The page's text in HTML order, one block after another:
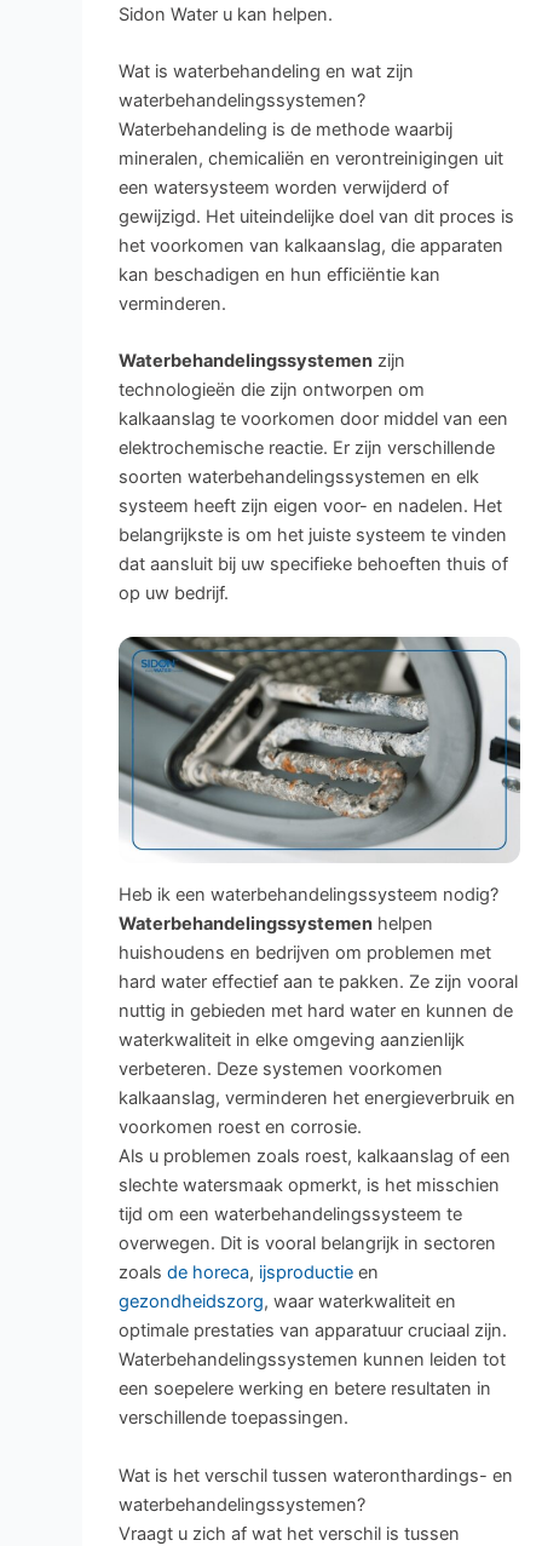
Sidon Water u kan helpen.
Wat is waterbehandeling en wat zijn
waterbehandelingssystemen?
Waterbehandeling is de methode waarbij
mineralen, chemicaliën en verontreinigingen uit
een watersysteem worden verwijderd of
gewijzigd. Het uiteindelijke doel van dit proces is
het voorkomen van kalkaanslag, die apparaten
kan beschadigen en hun efficiëntie kan
verminderen.
Waterbehandelingssystemenzijn
technologieën die zijn ontworpen om
kalkaanslag te voorkomen door middel van een
elektrochemische reactie. Er zijn verschillende
soorten waterbehandelingssystemen en elk
systeem heeft zijn eigen voor- en nadelen. Het
belangrijkste is om het juiste systeem te vinden
dat aansluit bij uw specifieke behoeften thuis of
op uw bedrijf.
Heb ik een waterbehandelingssysteem nodig?
Waterbehandelingssystemenhelpen
huishoudens en bedrijven om problemen met
hard water effectief aan te pakken. Ze zijn vooral
nuttig in gebieden met hard water en kunnen de
waterkwaliteit in elke omgeving aanzienlijk
verbeteren. Deze systemen voorkomen
kalkaanslag, verminderen het energieverbruik en
voorkomen roest en corrosie.
Als u problemen zoals roest, kalkaanslag of een
slechte watersmaak opmerkt, is het misschien
tijd om een waterbehandelingssysteem te
overwegen. Dit is vooral belangrijk in sectoren
zoals de horeca, ijsproductieen
gezondheidszorg, waar waterkwaliteit en
optimale prestaties van apparatuur cruciaal zijn.
Waterbehandelingssystemen kunnen leiden tot
een soepelere werking en betere resultaten in
verschillende toepassingen.
Wat is het verschil tussen wateronthardings- en
waterbehandelingssystemen?
Vraagt u zich af wat het verschil is tussen